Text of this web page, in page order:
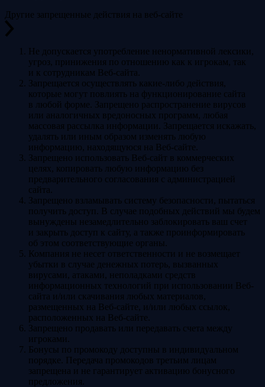
Другие запрещенные действия на веб-сайте
Не допускается употребление ненормативной лексики,
угроз, принижения по отношению как к игрокам, так
и к сотрудникам Веб-сайта.
Запрещается осуществлять какие-либо действия,
которые могут повлиять на функционирование сайта
в любой форме. Запрещено распространение вирусов
или аналогичных вредоносных программ, любая
массовая рассылка информации. Запрещается искажать,
удалять или иным образом изменять любую
информацию, находящуюся на Веб-сайте.
Запрещено использовать Веб-сайт в коммерческих
целях, копировать любую информацию без
предварительного согласования с администрацией
сайта.
Запрещено взламывать систему безопасности, пытаться
получить доступ. В случае подобных действий мы будем
вынуждены незамедлительно заблокировать ваш счет
и закрыть доступ к сайту, а также проинформировать
об этом соответствующие органы.
Компания не несет ответственности и не возмещает
убытки в случае денежных потерь, вызванных
вирусами, атаками, неполадками средств
информационных технологий при использовании Веб-
сайта и/или скачивания любых материалов,
размещенных на Веб-сайте, и/или любых ссылок,
расположенных на Веб-сайте.
Запрещено продавать или передавать счета между
игроками.
Бонусы по промокоду доступны в индивидуальном
порядке. Передача промокодов третьим лицам
запрещена и не гарантирует активацию бонусного
предложения.